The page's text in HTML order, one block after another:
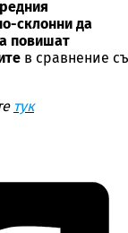
склонни да
повишат
в сравнение
тук